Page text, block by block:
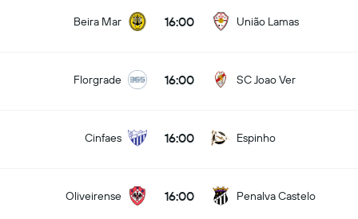
Beira Mar 16:00 União Lamas
Florgrade 16:00 SC Joao Ver
Cinfaes 16:00 Espinho
Oliveirense 16:00 Penalva Castelo